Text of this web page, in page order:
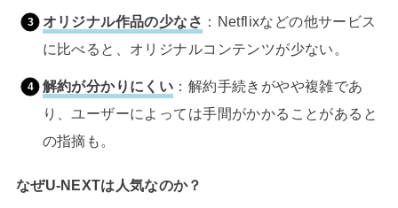
オリジナル作品の少なさ ：Netflixなどの他サービス
に比べると、オリジナルコンテンツが少ない。
解約が分かりにくい ：解約手続きがやや複雑であ
り、ユーザーによっては手間がかかることがあると
の指摘も。
なぜU-NEXTは人気なのか？